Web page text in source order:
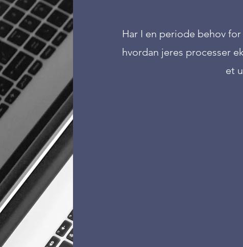
Har I en periode behov
hvordan jeres processer
et